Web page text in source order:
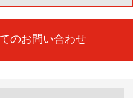
のお問い合わせ